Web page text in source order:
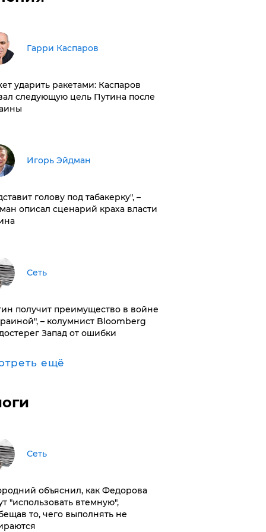
Гарри Каспаров
ударить ракетами: Каспаров
следующую цель Путина после
Игорь Эйдман
голову под табакерку", –
описал сценарий краха власти
Сеть
получит преимущество в войне
– колумнист Bloomberg
Запад от ошибки
ещё
Сеть
объяснил, как Федорова
"использовать втемную",
то, чего выполнять не